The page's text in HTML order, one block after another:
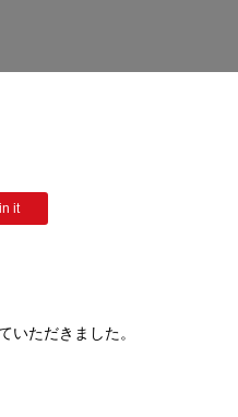
it
いただきました。